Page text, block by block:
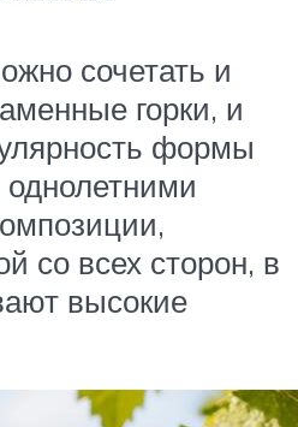
сочетать и
горки, и
формы
однолетними
со всех сторон, в
высокие